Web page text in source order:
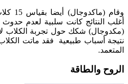
وقام
أغلب النتائج كانت سلبية لعدم
(مكدوجال) شكك حول تجربة الكلاب
نتيجة أسباب طبيعية فقد ماتت
المتعمد.
الروح والطاقة